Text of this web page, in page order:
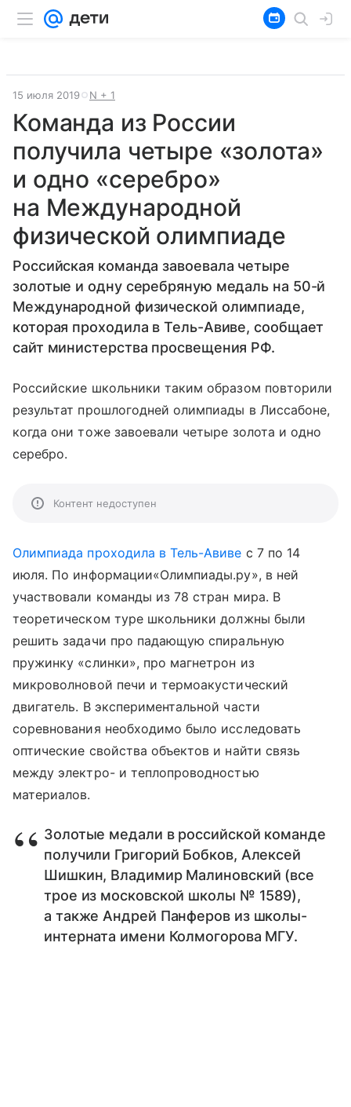
15 июля 2019 N + 1
Команда из России
получила четыре «золота»
и одно «серебро»
на Международной
физической олимпиаде
Российская команда завоевала четыре
золотые и одну серебряную медаль на 50-й
Международной физической олимпиаде,
которая проходила в Тель-Авиве, сообщает
сайт министерства просвещения РФ.
Российские школьники таким образом повторили
результат прошлогодней олимпиады в Лиссабоне,
когда они тоже завоевали четыре золота и одно
серебро.
Контент недоступен
Олимпиада проходила в Тель-Авиве с 7 по 14
июля. По информации«Олимпиады.ру», в ней
участвовали команды из 78 стран мира. В
теоретическом туре школьники должны были
решить задачи про падающую спиральную
пружинку «слинки», про магнетрон из
микроволновой печи и термоакустический
двигатель. В экспериментальной части
соревнования необходимо было исследовать
оптические свойства объектов и найти связь
между электро- и теплопроводностью
материалов.
Золотые медали в российской команде
получили Григорий Бобков, Алексей
Шишкин, Владимир Малиновский (все
трое из московской школы № 1589),
а также Андрей Панферов из школы-
интерната имени Колмогорова МГУ.